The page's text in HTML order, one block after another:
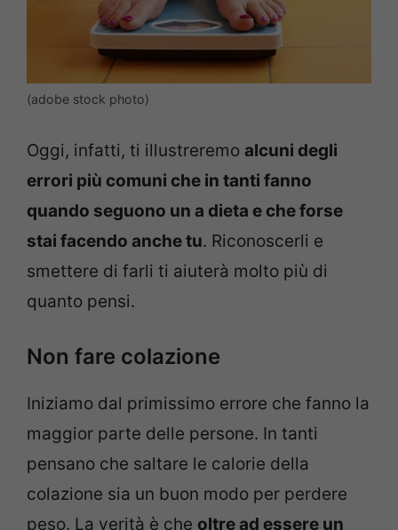
(adobe stock photo)
Oggi, infatti, ti illustreremo alcuni degli
errori più comuni che in tanti fanno
quando seguono un a dieta e che forse
stai facendo anche tu. Riconoscerli e
smettere di farli ti aiuterà molto più di
quanto pensi.
Non fare colazione
Iniziamo dal primissimo errore che fanno la
maggior parte delle persone. In tanti
pensano che saltare le calorie della
colazione sia un buon modo per perdere
peso. La verità è che oltre ad essere un